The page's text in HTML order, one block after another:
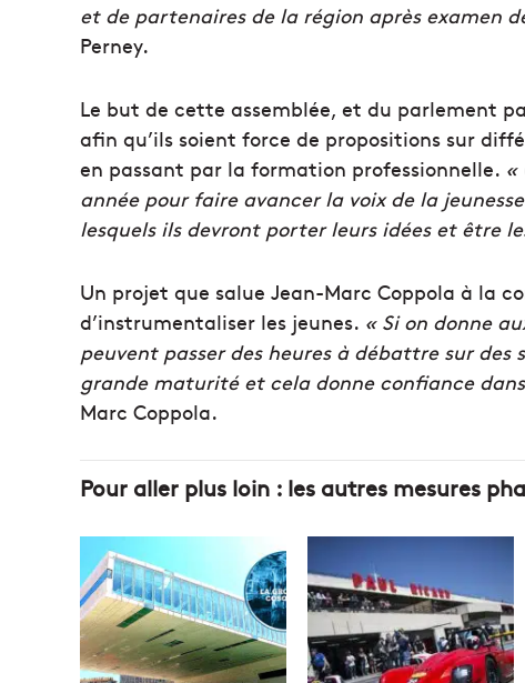
et de partenaires de la région après examen
Perney.
Le but de cette assemblée, et du parlement
afin qu’ils soient force de propositions sur
en passant par la formation professionnelle. «
année pour faire avancer la voix de la
lesquels ils devront porter leurs idées et être
Un projet que salue Jean-Marc Coppola à la
d’instrumentaliser les jeunes. « Si on donne
peuvent passer des heures à débattre sur
grande maturité et cela donne confiance
Marc Coppola.
Pour aller plus loin : les autres mesures